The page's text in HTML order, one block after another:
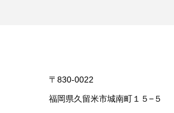
〒830-0022
福岡県久留米市城南町１５−５